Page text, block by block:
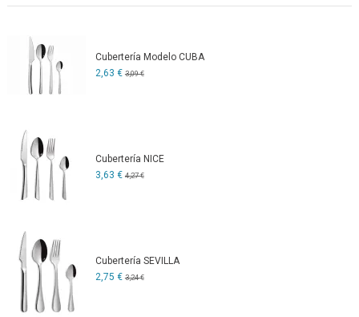
Cubertería Modelo CUBA
2,63 € 3,09 €
Cubertería NICE
3,63 € 4,27 €
Cubertería SEVILLA
2,75 € 3,24 €